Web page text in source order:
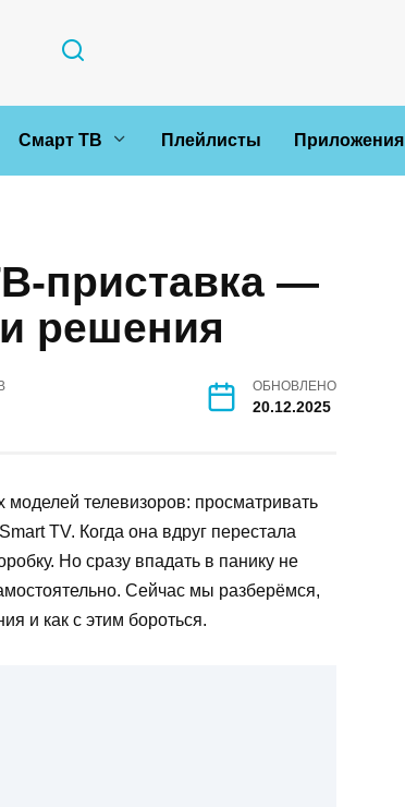
Смарт ТВ Плейлисты Приложения
приставка —
решения
ОБНОВЛЕНО
20.12.2025
телевизоров: просматривать
TV. Когда она вдруг перестала
Но сразу впадать в панику не
Сейчас мы разберёмся,
и как с этим бороться.